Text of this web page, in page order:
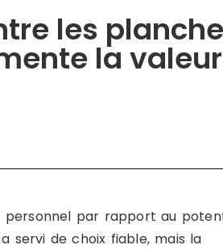
les
la valeur
personnel par rapport au
servi de choix fiable, mais la